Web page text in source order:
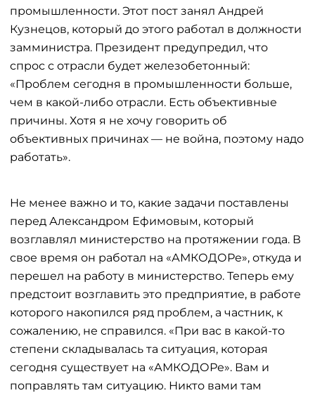
промышленности. Этот пост занял Андрей
Кузнецов, который до этого работал в должности
замминистра. Президент предупредил, что
спрос с отрасли будет железобетонный:
«Проблем сегодня в промышленности больше,
чем в какой-либо отрасли. Есть объективные
причины. Хотя я не хочу говорить об
объективных причинах — не война, поэтому надо
работать».
Не менее важно и то, какие задачи поставлены
перед Александром Ефимовым, который
возглавлял министерство на протяжении года. В
свое время он работал на «АМКОДОРе», откуда и
перешел на работу в министерство. Теперь ему
предстоит возглавить это предприятие, в работе
которого накопился ряд проблем, а частник, к
сожалению, не справился. «При вас в какой-то
степени складывалась та ситуация, которая
сегодня существует на «АМКОДОРе». Вам и
поправлять там ситуацию. Никто вами там